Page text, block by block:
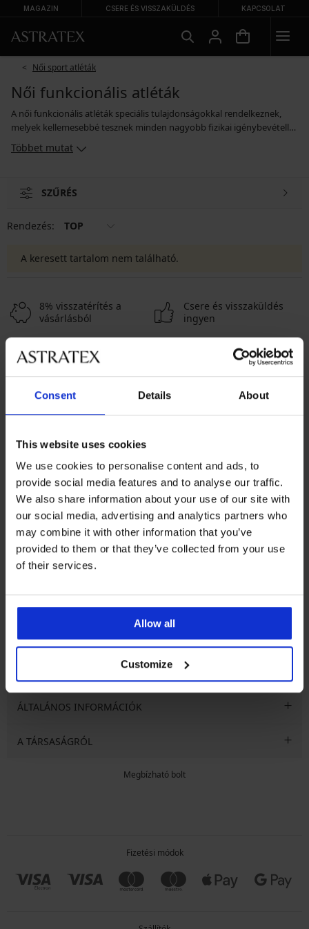
Consent Details About
This website uses cookies
We use cookies to personalise content and ads, to
provide social media features and to analyse our traffic.
We also share information about your use of our site with
our social media, advertising and analytics partners who
may combine it with other information that you’ve
provided to them or that they’ve collected from your use
of their services.
Allow all
Customize
MAGAZIN CSERE ÉS VISSZAKÜLDÉS KAPCSOLAT
Női sport atléták
Női funkcionális atléták
A női funkcionális atléták speciális tulajdonságokkal rendelkeznek,
melyek kellemesebbé tesznek minden nagyobb fizikai igénybevétellel
járó tevékenységet. A szabásuk kényelmes, testhez simuló és lehet
rövidebb is, könnyűek, légáteresztők, melegen tartanak és ha
atlétákat is talál, a választás az ízlésétől függ. Egy biztos – ha olyan
funkcionális anyagokból készült darabok jó választás.
Többet mutat
SZŰRÉS
Rendezés: TOP
A keresett tartalom nem található.
8% visszatérítés a
vásárlásból
Csere és visszaküldés
ingyen
Kedvező Hogyan válasszon
06 1 765 4767
info@astratex.hu
Hírlevél
FELIRATKOZOM
SZOLGÁLTATÁSOK VÁSÁRLÓKNAK
ÁLTALÁNOS INFORMÁCIÓK
A TÁRSASÁGRÓL
Megbízható bolt
Fizetési módok